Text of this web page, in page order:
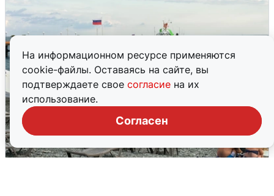
На информационном ресурсе применяются
cookie-файлы. Оставаясь на сайте, вы
подтверждаете свое согласие на их
использование.
Согласен